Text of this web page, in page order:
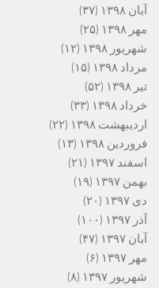
آبان ۱۳۹۸
(۳۷)
مهر ۱۳۹۸
(۲۵)
شهریور ۱۳۹۸
(۱۲)
مرداد ۱۳۹۸
(۱۵)
تیر ۱۳۹۸
(۵۲)
خرداد ۱۳۹۸
(۳۳)
اردیبهشت ۱۳۹۸
(۲۲)
فروردین ۱۳۹۸
(۱۳)
اسفند ۱۳۹۷
(۲۱)
بهمن ۱۳۹۷
(۱۹)
دی ۱۳۹۷
(۲۰)
آذر ۱۳۹۷
(۱۰۰)
آبان ۱۳۹۷
(۴۷)
مهر ۱۳۹۷
(۶)
شهریور ۱۳۹۷
(۸)